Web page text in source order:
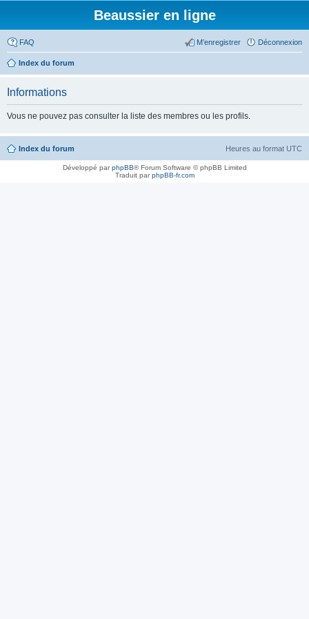
Beaussier en ligne
FAQ Déconnexion
M’enregistrer
Index du forum
Informations
Vous ne pouvez pas consulter la liste des membres ou les profils.
Index du forum Heures au format UTC
Développé parphpBB® Forum Software © phpBB Limited
Traduit parphpBB-fr.com